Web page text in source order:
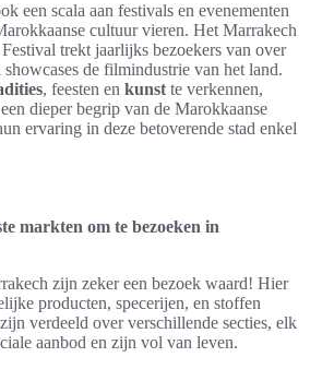
een scala aan festivals en evenementen
cultuur vieren. Het Marrakech
trekt jaarlijks bezoekers van over
de filmindustrie van het land.
, feesten en kunst te verkennen,
dieper begrip van de Marokkaanse
ervaring in deze betoverende stad enkel
markten om te bezoeken in
zijn zeker een bezoek waard! Hier
producten, specerijen, en stoffen
verdeeld over verschillende secties, elk
aanbod en zijn vol van leven.